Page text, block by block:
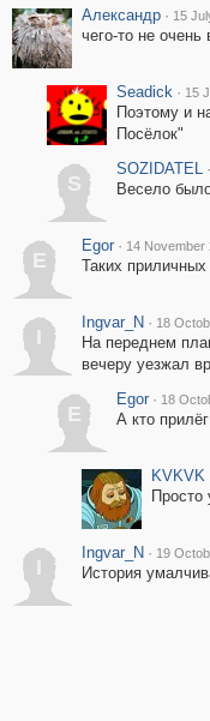
Александр · 15
чего-то не
Seadick · 15
Поэтому и
Посёлок"
S
SOZIDATEL ·
Весело
E
Egor · 14 November
Таких
I
Ingvar_N · 18
На переднем
вечеру уезжал
E
Egor · 18
А кто
KVKVK
Просто
I
Ingvar_N · 19
История